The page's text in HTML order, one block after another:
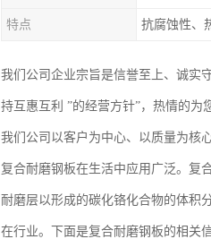
特点
我们公司企业宗旨是信誉至上、诚实
持互惠互利 ”的经营方针”，热情的为
我们公司以客户为中心、以质量为核
复合耐磨钢板在生活中应用广泛。复
耐磨层以形成的碳化铬化合物的体积
在行业。下面是复合耐磨钢板的相关